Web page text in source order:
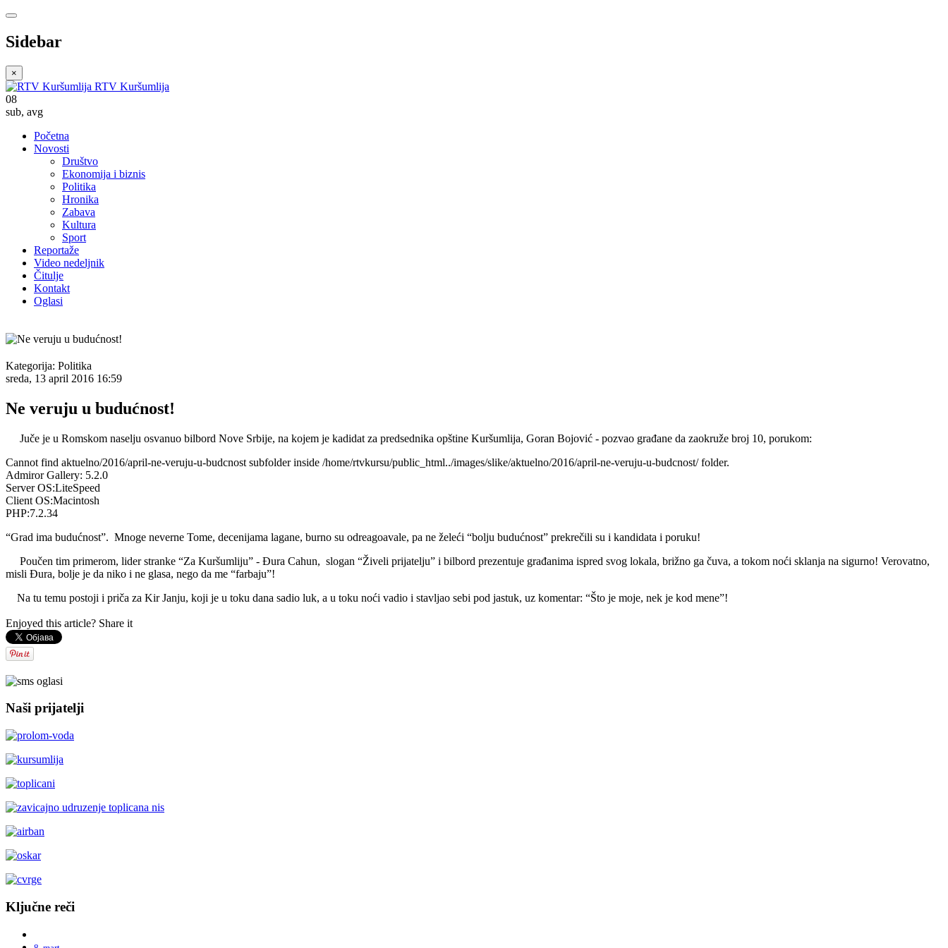
Sidebar
×
RTV Kuršumlija
08
sub, avg
Početna
Novosti
Društvo
Ekonomija i biznis
Politika
Hronika
Zabava
Kultura
Sport
Reportaže
Video nedeljnik
Čitulje
Kontakt
Oglasi
Kategorija: Politika
sreda, 13 april 2016 16:59
Ne veruju u budućnost!
Juče je u Romskom naselju osvanuo bilbord Nove Srbije, na kojem je kadidat za predsednika opštine Kuršumlija, Goran Bojović - pozvao građane da zaokruže broj 10, porukom:
Cannot find aktuelno/2016/april-ne-veruju-u-budcnost subfolder inside /home/rtvkursu/public_html../images/slike/aktuelno/2016/april-ne-veruju-u-budcnost/ folder.
Admiror Gallery: 5.2.0
Server OS:LiteSpeed
Client OS:Macintosh
PHP:7.2.34
“Grad ima budućnost”. Mnoge neverne Tome, decenijama lagane, burno su odreagoavale, pa ne želeći “bolju budućnost” prekrečili su i kandidata i poruku!
Poučen tim primerom, lider stranke “Za Kuršumliju” - Đura Cahun, slogan “Živeli prijatelju” i bilbord prezentuje građanima ispred svog lokala, brižno ga čuva, a tokom noći sklanja na sigurno! Verovatno,
misli Đura, bolje je da niko i ne glasa, nego da me “farbaju”!
Na tu temu postoji i priča za Kir Janju, koji je u toku dana sadio luk, a u toku noći vadio i stavljao sebi pod jastuk, uz komentar: “Što je moje, nek je kod mene”!
AdmirorGallery 5.2.0, author/s Vasiljevski &
Enjoyed this article? Share it
Naši prijatelji
Ključne reči